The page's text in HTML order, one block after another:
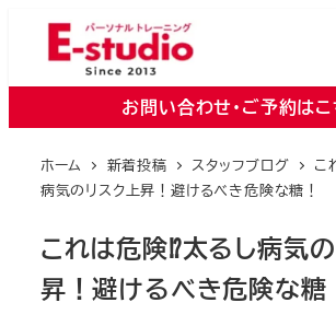
ン
お問い合わせ・ご予約は
ホーム 新着投稿 スタッフブログ
こ
病気のリスク上昇！避けるべき危険な糖！
これは危険⁉太るし病気
昇！避けるべき危険な糖